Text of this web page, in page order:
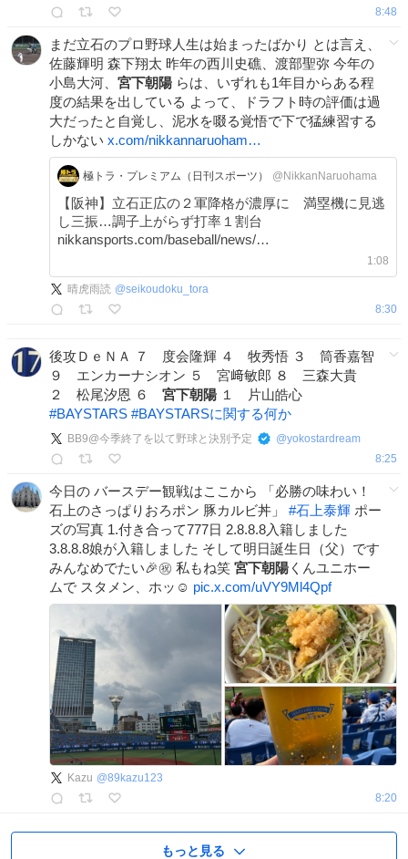
8:48
まだ立石のプロ野球人生は始まったばかり とは言え、
佐藤輝明 森下翔太 昨年の西川史礁、渡部聖弥 今年の
小島大河、 宮下朝陽 らは、いずれも1年目からある程
度の結果を出している よって、ドラフト時の評価は過
大だったと自覚し、泥水を啜る覚悟で下で猛練習する
しかない x.com/nikkannaruoham…
極トラ・プレミアム（日刊スポーツ） @NikkanNaruohama
【阪神】立石正広の２軍降格が濃厚に 満塁機に見逃
し三振…調子上がらず打率１割台
nikkansports.com/baseball/news/…
1:08
晴虎雨読 @seikoudoku_tora
8:30
後攻ＤｅＮＡ ７ 度会隆輝 ４ 牧秀悟 ３ 筒香嘉智
９ エンカーナシオン ５ 宮﨑敏郎 ８ 三森大貴
２ 松尾汐恩 ６ 宮下朝陽 １ 片山皓心
#BAYSTARS #BAYSTARSに関する何か
BB9@今季終了を以て野球と決別予定 @yokostardream
8:25
今日の バースデー観戦はここから 「必勝の味わい！
石上のさっぱりおろポン 豚カルビ丼」 #石上泰輝 ポー
ズの写真 1.付き合って777日 2.8.8.8入籍しました
3.8.8.8娘が入籍しました そして明日誕生日（父）です
みんなめでたい🎉㊗️ 私もね笑 宮下朝陽 くんユニホー
ムで スタメン、ホッ☺️ pic.x.com/uVY9Ml4Qpf
Kazu @89kazu123
8:20
もっと見る